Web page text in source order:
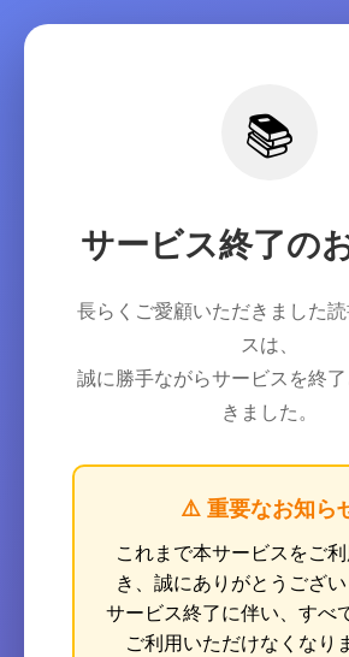
📚
サービス終了の
長らくご愛顧いただきました
スは、
誠に勝手ながらサービスを終
きました。
⚠️ 重要なお知ら
これまで本サービスをご
き、誠にありがとうござい
サービス終了に伴い、すべ
ご利用いただけなくなり